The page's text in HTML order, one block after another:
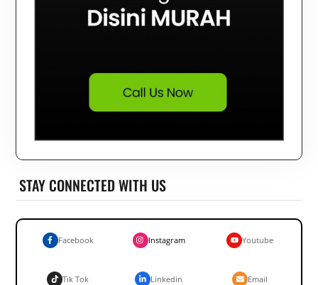
STAY CONNECTED WITH US
Facebook Instagram Youtube
Tik Tok Linkedin Email